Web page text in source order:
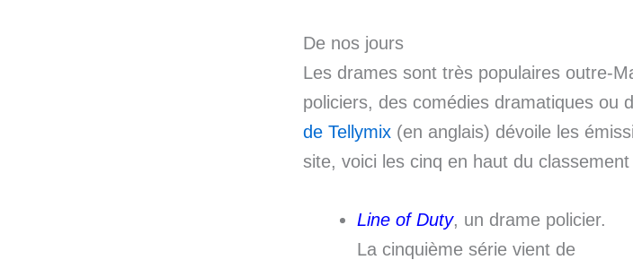
De nos jours
Les drames sont très populaires outre-
policiers, des comédies dramatiques ou
de Tellymix (en anglais) dévoile les
site, voici les cinq en haut du
Line of Duty, un drame policier.
La cinquième série vient de